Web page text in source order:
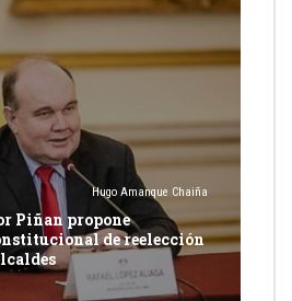
Hugo Amanque Chaiña
Piñan propone
de reelección